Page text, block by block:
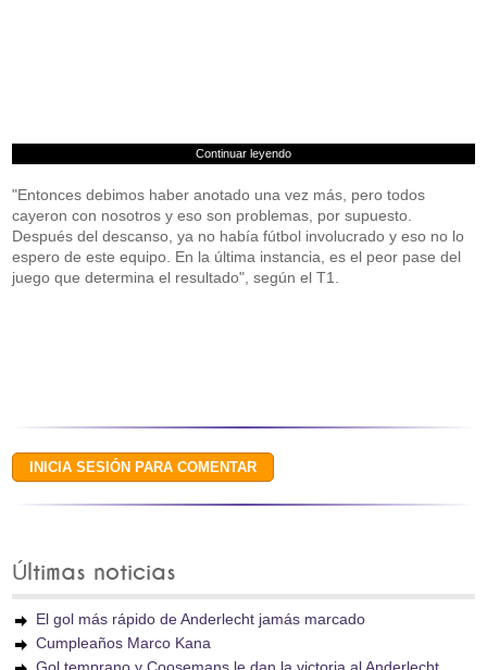
Continuar leyendo
"Entonces debimos haber anotado una vez más, pero todos
cayeron con nosotros y eso son problemas, por supuesto.
Después del descanso, ya no había fútbol involucrado y eso no lo
espero de este equipo. En la última instancia, es el peor pase del
juego que determina el resultado", según el T1.
Últimas noticias
El gol más rápido de Anderlecht jamás marcado
Cumpleaños Marco Kana